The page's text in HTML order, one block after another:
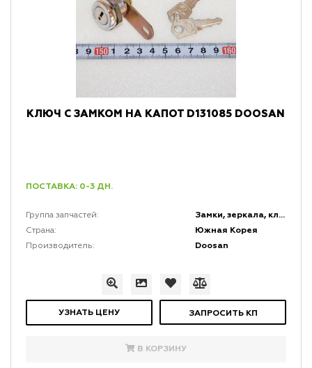
КЛЮЧ С ЗАМКОМ НА КАПОТ D131085 DOOSAN
ПОСТАВКА: 0-3 ДН.
Группа запчастей: Замки, зеркала, ключи и коврики
Страна: Южная Корея
Производитель: Doosan
УЗНАТЬ ЦЕНУ ЗАПРОСИТЬ КП
В КОРЗИНУ